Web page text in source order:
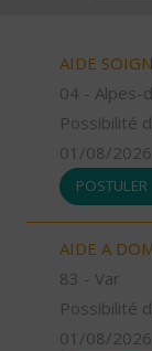
AIDE
04 - Alpes-
Possibilité
01/08/2026
POSTULER
AIDE A
83 - Var
Possibilité
01/08/2026